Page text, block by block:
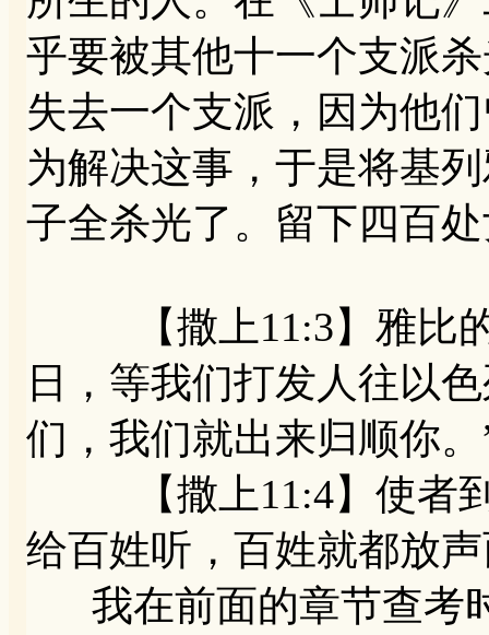
乎要被其他十一个支派
失去一个支派，因为他
为解决这事，于是将基
子全杀光了。留下四百
【撒上11:3】雅比的
日，等我们打发人往以
们，我们就出来归顺你。
【撒上11:4】使者到
给百姓听，百姓就都放
我在前面的章节查考